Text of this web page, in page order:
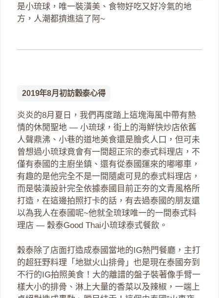
是小琉球，唯一裝潢美、食物好吃又好冷氣的地
方，人潮都擠進這了阿~
2019年8月初訪穀泰心得
炎炎的8月夏日，我們再度踏上這塊海風中帶有熱
情的休閒聖地 — 小琉球，街上的海鮮快炒店依舊
人聲鼎沸、小巷的道地美食還是膾炙人口，但可未
曾想過小琉球竟會有一間超正宗的泰式料理店，不
僅有泰國的主廚坐鎮、還有從泰國運來的嘟嘟車，
有趣的是他完全不是一間隨處可見的泰式料理店，
而是裝潢設計完全依據泰國目前正夯的文青風格所
打造，在這邊拍照打卡的話，有去過泰國的朋友還
以為我人在泰國呢~他就全琉球唯一的一間泰式料
理店 — 穀泰Good Thai小琉球泰式餐飲。
穀泰除了店面打造成泰國當地的IG熱門餐廳，主打
的超狂野料理「地獄火山排骨」也是現在泰國夯到
不行的IG拍照美食！大的離譜的盤子裝著像手臂一
樣大小的排骨、淋上大量的香菜以及辣椒，一端上